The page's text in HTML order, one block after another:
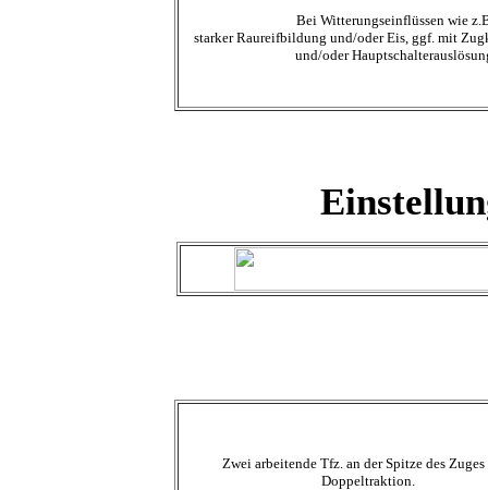
Bei Witterungseinflüssen wie
starker Raureifbildung und/oder Eis, ggf. mit
und/oder
Zwei arbeitende Tfz. an der Spitze des Zuges
Doppeltraktion.